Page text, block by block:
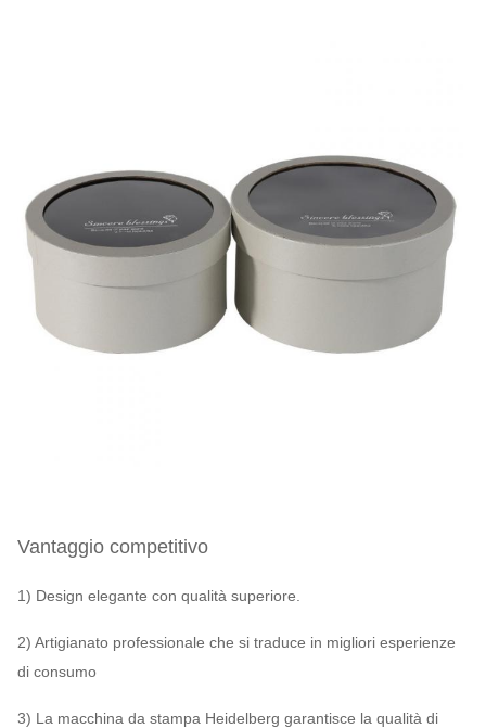
Vantaggio competitivo
1) Design elegante con qualità superiore.
2) Artigianato professionale che si traduce in migliori esperienze
di consumo
3) La macchina da stampa Heidelberg garantisce la qualità di